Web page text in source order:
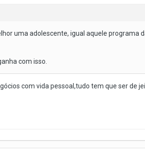
uma adolescente, igual aquele programa
com isso.
com vida pessoal,tudo tem que ser de